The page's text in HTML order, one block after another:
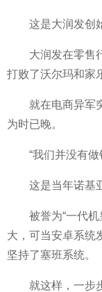
这是大润发创
大润发在零售
打败了沃尔玛和家
就在电商异军
为时已晚。
“我们并没有
这是当年诺基
被誉为“一代
大，可当安卓系统
坚持了塞班系统。
就这样，一步